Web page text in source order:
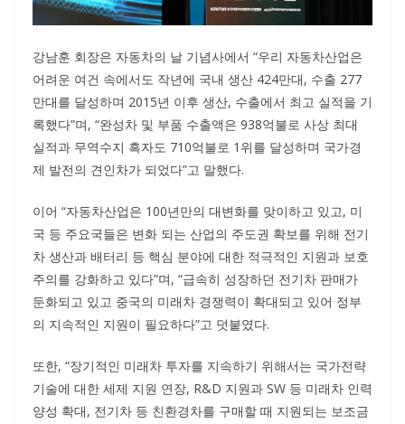
강남훈 회장은 자동차의 날 기념사에서 “우리 자동차산업은
어려운 여건 속에서도 작년에 국내 생산 424만대, 수출 277
만대를 달성하며 2015년 이후 생산, 수출에서 최고 실적을 기
록했다”며, “완성차 및 부품 수출액은 938억불로 사상 최대
실적과 무역수지 흑자도 710억불로 1위를 달성하며 국가경
제 발전의 견인차가 되었다”고 말했다.
이어 “자동차산업은 100년만의 대변화를 맞이하고 있고, 미
국 등 주요국들은 변화 되는 산업의 주도권 확보를 위해 전기
차 생산과 배터리 등 핵심 분야에 대한 적극적인 지원과 보호
주의를 강화하고 있다”며, “급속히 성장하던 전기차 판매가
둔화되고 있고 중국의 미래차 경쟁력이 확대되고 있어 정부
의 지속적인 지원이 필요하다”고 덧붙였다.
또한, “장기적인 미래차 투자를 지속하기 위해서는 국가전략
기술에 대한 세제 지원 연장, R&D 지원과 SW 등 미래차 인력
양성 확대, 전기차 등 친환경차를 구매할 때 지원되는 보조금